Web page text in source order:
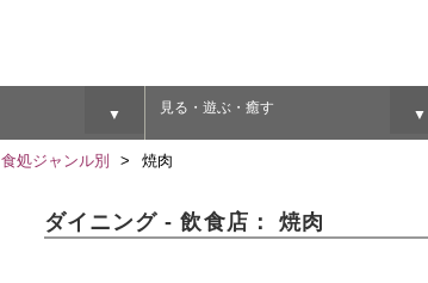
▼ 見る・遊ぶ・癒す ▼
食処ジャンル別 焼肉
ダイニング - 飲食店： 焼肉